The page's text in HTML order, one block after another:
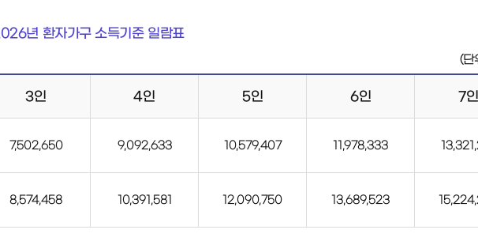
년 환자가구 소득기준 일람표
(단
3인 4인 5인 6인 7인
7,502,650 9,092,633 10,579,407 11,978,333
8,574,458 10,391,581 12,090,750 13,689,523